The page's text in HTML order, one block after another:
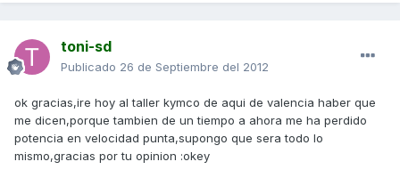
toni-sd
Publicado 26 de Septiembre del 2012
ok gracias,ire hoy al taller kymco de aqui de valencia haber que
me dicen,porque tambien de un tiempo a ahora me ha perdido
potencia en velocidad punta,supongo que sera todo lo
mismo,gracias por tu opinion :okey